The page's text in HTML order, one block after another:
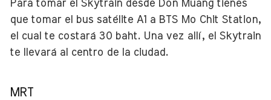
Para tomar el Skytrain desde Don Muang tienes
que tomar el bus satélite A1 a BTS Mo Chit Station,
el cual te costará 30 baht. Una vez allí, el Skytrain
te llevará al centro de la ciudad.
MRT